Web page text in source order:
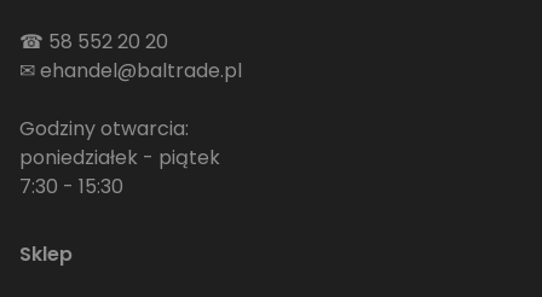
☎ 58 552 20 20
✉ehandel@baltrade.pl
Godziny otwarcia:
poniedziałek - piątek
7:30 - 15:30
Sklep